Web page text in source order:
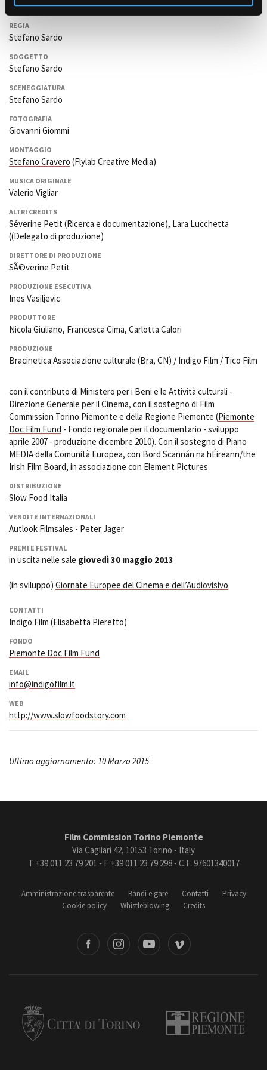
REGIA
Stefano Sardo
SOGGETTO
Stefano Sardo
SCENEGGIATURA
Stefano Sardo
FOTOGRAFIA
Giovanni Giommi
MONTAGGIO
Stefano Cravero (Flylab Creative Media)
MUSICA ORIGINALE
Valerio Vigliar
ALTRI CREDITS
Séverine Petit (Ricerca e documentazione), Lara Lucchetta
((Delegato di produzione)
DIRETTORE DI PRODUZIONE
SÃ©verine Petit
PRODUZIONE ESECUTIVA
Ines Vasiljevic
PRODUTTORE
Nicola Giuliano, Francesca Cima, Carlotta Calori
PRODUZIONE
Bracinetica Associazione culturale (Bra, CN) / Indigo Film / Tico Film
con il contributo di Ministero per i Beni e le Attività culturali -
Direzione Generale per il Cinema, con il sostegno di Film
Commission Torino Piemonte e della Regione Piemonte (Piemonte
Doc Film Fund - Fondo regionale per il documentario - sviluppo
aprile 2007 - produzione dicembre 2010). Con il sostegno di Piano
MEDIA della Comunità Europea, con Bord Scannán na hÉireann/the
Irish Film Board, in associazione con Element Pictures
DISTRIBUZIONE
Slow Food Italia
VENDITE INTERNAZIONALI
Autlook Filmsales - Peter Jager
PREMI E FESTIVAL
in uscita nelle sale giovedì 30 maggio 2013
(in sviluppo) Giornate Europee del Cinema e dell’Audiovisivo
CONTATTI
Indigo Film (Elisabetta Pieretto)
FONDO
Piemonte Doc Film Fund
EMAIL
info@indigofilm.it
WEB
http://www.slowfoodstory.com
Ultimo aggiornamento: 10 Marzo 2015
Film Commission Torino Piemonte
Via Cagliari 42, 10153 Torino - Italy
T +39 011 23 79 201 - F +39 011 23 79 298 - C.F. 97601340017
Amministrazione trasparente Bandi e gare Contatti
Privacy
Cookie policy
Whistleblowing Credits
Vimeo
Regione Piemonte